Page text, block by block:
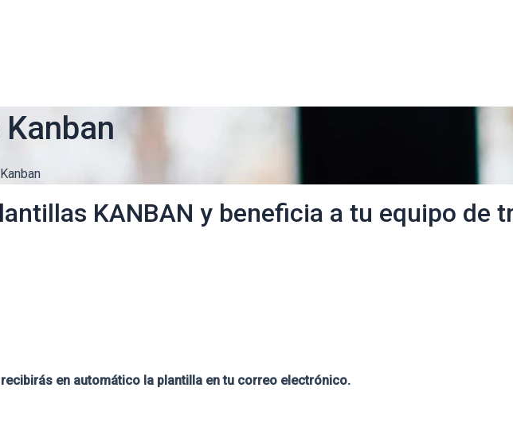
KANBAN y beneficia a tu equipo de
en automático la plantilla en tu correo electrónico.